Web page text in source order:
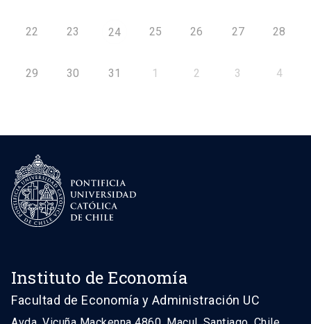
22 23 24 25 26 27 28
29 30 31 1 2 3 4
Instituto de Economía
Facultad de Economía y Administración UC